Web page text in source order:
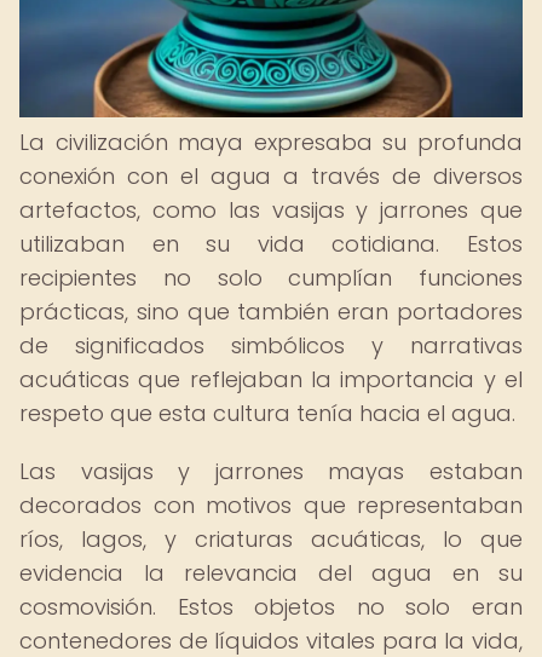
La civilización maya expresaba su profunda
conexión con el agua a través de diversos
artefactos, como las vasijas y jarrones que
utilizaban en su vida cotidiana. Estos
recipientes no solo cumplían funciones
prácticas, sino que también eran portadores
de significados simbólicos y narrativas
acuáticas que reflejaban la importancia y el
respeto que esta cultura tenía hacia el agua.
Las vasijas y jarrones mayas estaban
decorados con motivos que representaban
ríos, lagos, y criaturas acuáticas, lo que
evidencia la relevancia del agua en su
cosmovisión. Estos objetos no solo eran
contenedores de líquidos vitales para la vida,